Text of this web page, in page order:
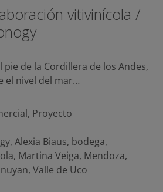
vitivinícola /
pie de la Cordillera de los Andes,
el nivel del mar…
, Proyecto
, Alexia Biaus, bodega,
, Martina Veiga, Mendoza,
, Valle de Uco